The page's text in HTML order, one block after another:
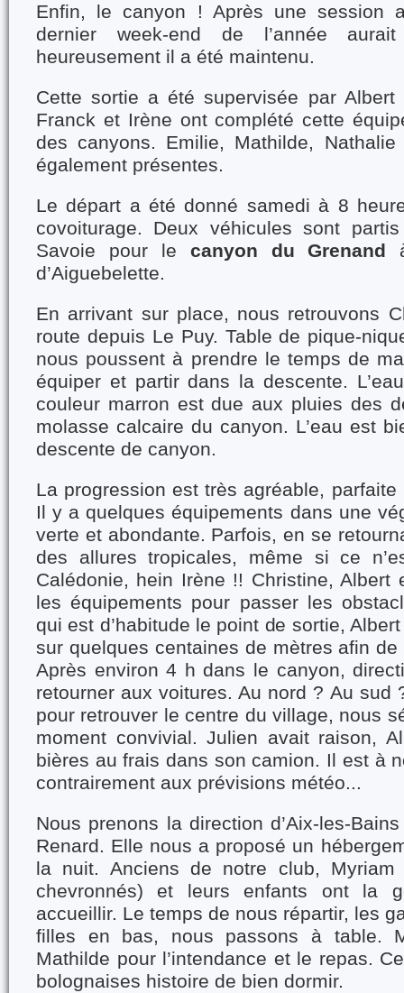
Enfin, le canyon ! Après une session
dernier week-end de l’année
heureusement il a été maintenu.
Cette sortie a été supervisée par Albert
Franck et Irène ont complété cette
des canyons. Emilie, Mathilde,
également présentes.
Le départ a été donné samedi à 8
covoiturage. Deux véhicules sont
Savoie pour le canyon du Grenand
d’Aiguebelette.
En arrivant sur place, nous retrouvons
route depuis Le Puy. Table de pique-
nous poussent à prendre le temps de
équiper et partir dans la descente.
couleur marron est due aux pluies des
molasse calcaire du canyon. L’eau est
descente de canyon.
La progression est très agréable,
Il y a quelques équipements dans une
verte et abondante. Parfois, en se
des allures tropicales, même si ce
Calédonie, hein Irène !! Christine, Albert
les équipements pour passer les
qui est d’habitude le point de sortie,
sur quelques centaines de mètres afin
Après environ 4 h dans le canyon,
retourner aux voitures. Au nord ? Au sud
pour retrouver le centre du village, nous
moment convivial. Julien avait raison,
bières au frais dans son camion. Il est à
contrairement aux prévisions météo...
Nous prenons la direction d’Aix-les-
Renard. Elle nous a proposé un
la nuit. Anciens de notre club, Myriam
chevronnés) et leurs enfants ont la
accueillir. Le temps de nous répartir, les
filles en bas, nous passons à table.
Mathilde pour l’intendance et le repas.
bolognaises histoire de bien dormir.